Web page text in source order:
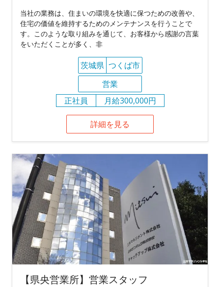
当社の業務は、住まいの環境を快適に保つための改善や、
住宅の価値を維持するためのメンテナンスを行うことで
す。このような取り組みを通じて、お客様から感謝の言葉
をいただくことが多く、非
茨城県 つくば市
営業
正社員
月給300,000円
詳細を見る
【県央営業所】営業スタッフ